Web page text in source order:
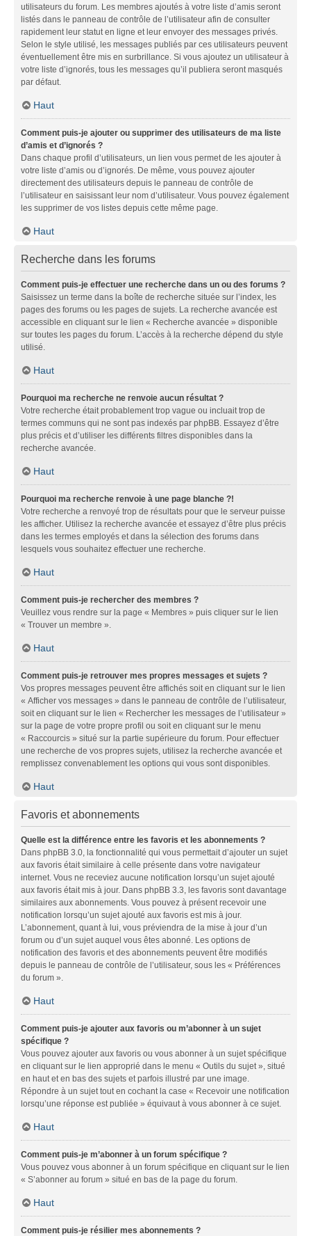
utilisateurs du forum. Les membres ajoutés à votre liste d’amis seront
listés dans le panneau de contrôle de l’utilisateur afin de consulter
rapidement leur statut en ligne et leur envoyer des messages privés.
Selon le style utilisé, les messages publiés par ces utilisateurs peuvent
éventuellement être mis en surbrillance. Si vous ajoutez un utilisateur à
votre liste d’ignorés, tous les messages qu’il publiera seront masqués
par défaut.
Haut
Comment puis-je ajouter ou supprimer des utilisateurs de ma liste
d’amis et d’ignorés ?
Dans chaque profil d’utilisateurs, un lien vous permet de les ajouter à
votre liste d’amis ou d’ignorés. De même, vous pouvez ajouter
directement des utilisateurs depuis le panneau de contrôle de
l’utilisateur en saisissant leur nom d’utilisateur. Vous pouvez également
les supprimer de vos listes depuis cette même page.
Haut
Recherche dans les forums
Comment puis-je effectuer une recherche dans un ou des forums ?
Saisissez un terme dans la boîte de recherche située sur l’index, les
pages des forums ou les pages de sujets. La recherche avancée est
accessible en cliquant sur le lien « Recherche avancée » disponible
sur toutes les pages du forum. L’accès à la recherche dépend du style
utilisé.
Haut
Pourquoi ma recherche ne renvoie aucun résultat ?
Votre recherche était probablement trop vague ou incluait trop de
termes communs qui ne sont pas indexés par phpBB. Essayez d’être
plus précis et d’utiliser les différents filtres disponibles dans la
recherche avancée.
Haut
Pourquoi ma recherche renvoie à une page blanche ?!
Votre recherche a renvoyé trop de résultats pour que le serveur puisse
les afficher. Utilisez la recherche avancée et essayez d’être plus précis
dans les termes employés et dans la sélection des forums dans
lesquels vous souhaitez effectuer une recherche.
Haut
Comment puis-je rechercher des membres ?
Veuillez vous rendre sur la page « Membres » puis cliquer sur le lien
« Trouver un membre ».
Haut
Comment puis-je retrouver mes propres messages et sujets ?
Vos propres messages peuvent être affichés soit en cliquant sur le lien
« Afficher vos messages » dans le panneau de contrôle de l’utilisateur,
soit en cliquant sur le lien « Rechercher les messages de l’utilisateur »
sur la page de votre propre profil ou soit en cliquant sur le menu
« Raccourcis » situé sur la partie supérieure du forum. Pour effectuer
une recherche de vos propres sujets, utilisez la recherche avancée et
remplissez convenablement les options qui vous sont disponibles.
Haut
Favoris et abonnements
Quelle est la différence entre les favoris et les abonnements ?
Dans phpBB 3.0, la fonctionnalité qui vous permettait d’ajouter un sujet
aux favoris était similaire à celle présente dans votre navigateur
internet. Vous ne receviez aucune notification lorsqu’un sujet ajouté
aux favoris était mis à jour. Dans phpBB 3.3, les favoris sont davantage
similaires aux abonnements. Vous pouvez à présent recevoir une
notification lorsqu’un sujet ajouté aux favoris est mis à jour.
L’abonnement, quant à lui, vous préviendra de la mise à jour d’un
forum ou d’un sujet auquel vous êtes abonné. Les options de
notification des favoris et des abonnements peuvent être modifiés
depuis le panneau de contrôle de l’utilisateur, sous les « Préférences
du forum ».
Haut
Comment puis-je ajouter aux favoris ou m’abonner à un sujet
spécifique ?
Vous pouvez ajouter aux favoris ou vous abonner à un sujet spécifique
en cliquant sur le lien approprié dans le menu « Outils du sujet », situé
en haut et en bas des sujets et parfois illustré par une image.
Répondre à un sujet tout en cochant la case « Recevoir une notification
lorsqu’une réponse est publiée » équivaut à vous abonner à ce sujet.
Haut
Comment puis-je m’abonner à un forum spécifique ?
Vous pouvez vous abonner à un forum spécifique en cliquant sur le lien
« S’abonner au forum » situé en bas de la page du forum.
Haut
Comment puis-je résilier mes abonnements ?